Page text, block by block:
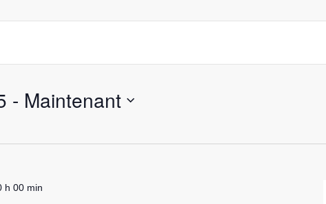
- Maintenant
h 00 min